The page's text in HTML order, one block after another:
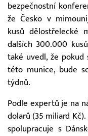
bezpečnostní
že Česko v
kusů dělostřelecké
dalších 300.000
také uvedl, že pokud
této munice, bude
týdnů.
Podle expertů je na
dolarů (35 miliard
spolupracuje s